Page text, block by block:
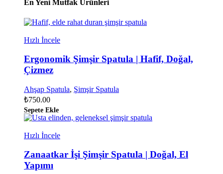
En Yeni Mutfak Ürünleri
Hızlı İncele
Ergonomik Şimşir Spatula | Hafif, Doğal,
Çizmez
Ahşap Spatula, Şimşir Spatula
₺750.00
Sepete Ekle
Hızlı İncele
Zanaatkar İşi Şimşir Spatula | Doğal, El
Yapımı